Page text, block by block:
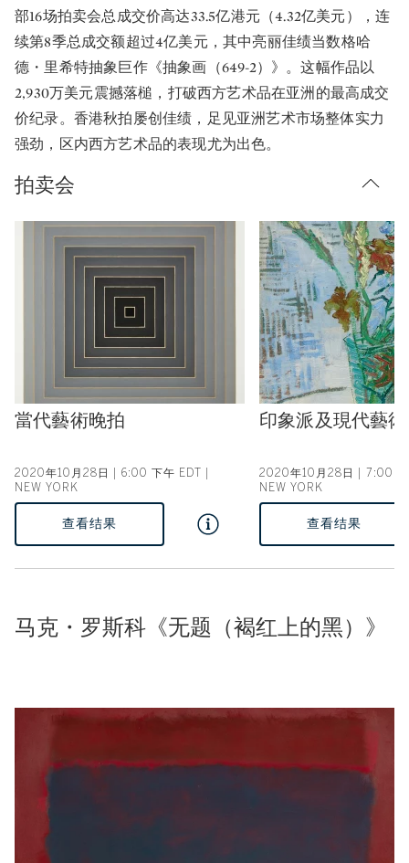
部16场拍卖会总成交价高达33.5亿港元（4.32亿美元），连
续第8季总成交额超过4亿美元，其中亮丽佳绩当数格哈
德・里希特抽象巨作《抽象画（649-2）》。这幅作品以
2,930万美元震撼落槌，打破西方艺术品在亚洲的最高成交
价纪录。香港秋拍屡创佳绩，足见亚洲艺术市场整体实力
强劲，区内西方艺术品的表现尤为出色。
拍卖会
Type: auction
當代藝術晚拍
2020年10月28日 | 6:00 下午 EDT |
NEW YORK
查看结果
Type: auction
印象派及現代藝
2020年10月28日 | 7:00
NEW YORK
查看结果
马克・罗斯科《无题（褐红上的黑）》